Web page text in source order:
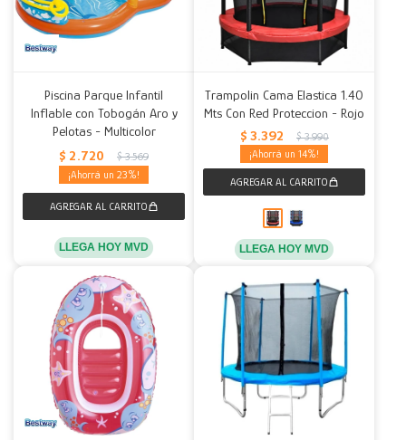
Piscina Parque Infantil
Inflable con Tobogán Aro y
Pelotas - Multicolor
$ 2.720 $ 3.569
23
LLEGA HOY MVD
Trampolin Cama Elastica 1.40
Mts Con Red Proteccion - Rojo
$ 3.392 $ 3.990
14
LLEGA HOY MVD